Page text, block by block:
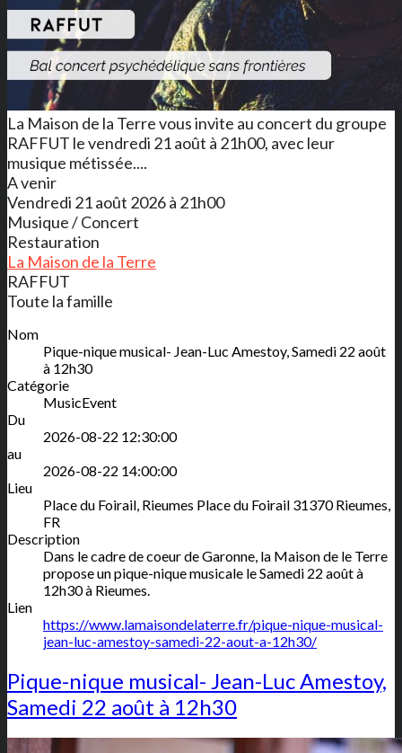
La Maison de la Terre vous invite au concert du groupe
RAFFUT le vendredi 21 août à 21h00, avec leur
musique métissée....
A venir
Vendredi 21 août 2026 à 21h00
Musique / Concert
Restauration
La Maison de la Terre
RAFFUT
Toute la famille
Nom
Pique-nique musical- Jean-Luc Amestoy, Samedi 22 août
à 12h30
Catégorie
MusicEvent
Du
2026-08-22 12:30:00
au
2026-08-22 14:00:00
Lieu
Place du Foirail, Rieumes Place du Foirail 31370 Rieumes,
FR
Description
Dans le cadre de coeur de Garonne, la Maison de le Terre
propose un pique-nique musicale le Samedi 22 août à
12h30 à Rieumes.
Lien
https://www.lamaisondelaterre.fr/pique-nique-musical-
jean-luc-amestoy-samedi-22-aout-a-12h30/
Pique-nique musical- Jean-Luc Amestoy,
Samedi 22 août à 12h30